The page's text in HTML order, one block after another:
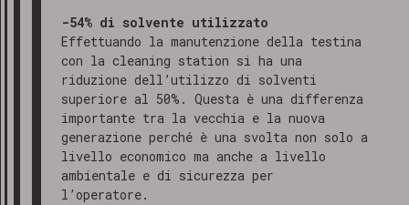
-54% di solvente utilizzato
Effettuando la manutenzione della testina
con la cleaning station si ha una
riduzione dell’utilizzo di solventi
superiore al 50%. Questa è una differenza
importante tra la vecchia e la nuova
generazione perché è una svolta non solo a
livello economico ma anche a livello
ambientale e di sicurezza per
l’operatore.